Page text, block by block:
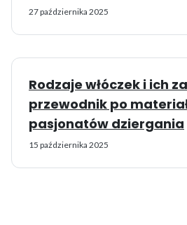
27 października 2025
Rodzaje włóczek i ich
przewodnik po
pasjonatów dziergania
15 października 2025